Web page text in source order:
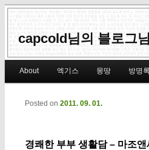
capcold님의 블로그님
Skip to primary content
Skip to secondary content
About 엑기스 몽땅 방명록
경쾌한 부부 생활담 – 마조
Posted on 2011. 09. 01.